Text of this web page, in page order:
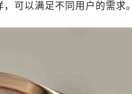
可以满足不同用户的需求。